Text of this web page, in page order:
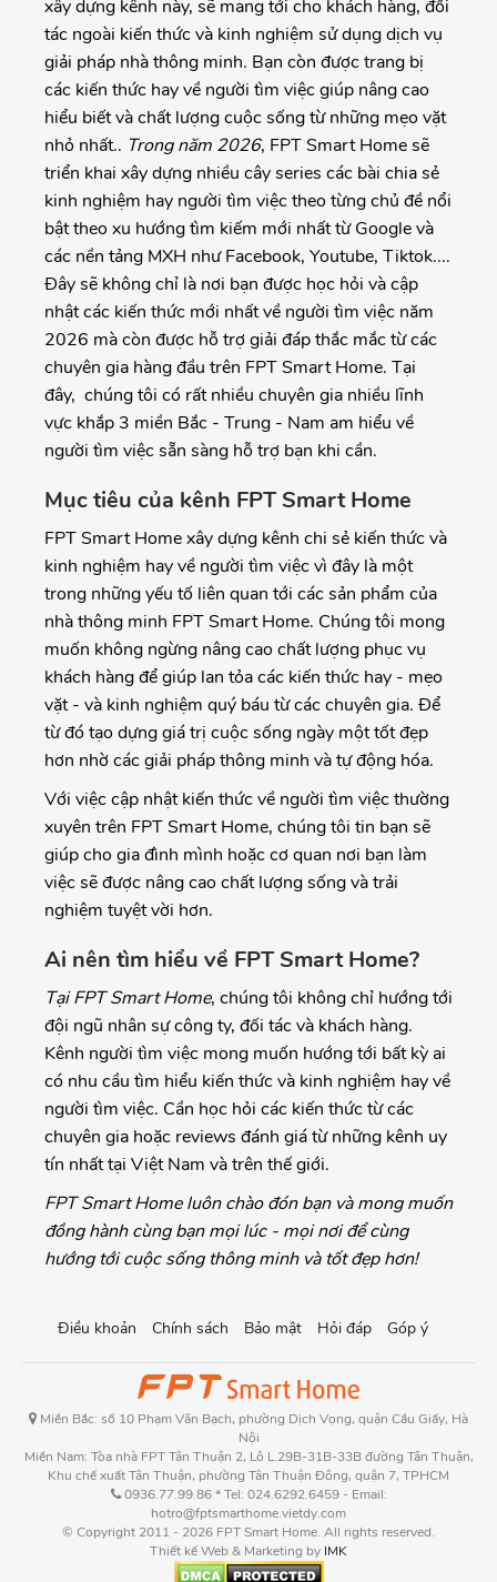
xây dựng kênh này, sẽ mang tới cho khách hàng, đối
tác ngoài kiến thức và kinh nghiệm sử dụng dịch vụ
giải pháp nhà thông minh. Bạn còn được trang bị
các kiến thức hay về người tìm việc giúp nâng cao
hiểu biết và chất lượng cuộc sống từ những mẹo vặt
nhỏ nhất.. Trong năm 2026, FPT Smart Home sẽ
triển khai xây dựng nhiều cây series các bài chia sẻ
kinh nghiệm hay người tìm việc theo từng chủ đề nổi
bật theo xu hướng tìm kiếm mới nhất từ Google và
các nền tảng MXH như Facebook, Youtube, Tiktok....
Đây sẽ không chỉ là nơi bạn được học hỏi và cập
nhật các kiến thức mới nhất về người tìm việc năm
2026 mà còn được hỗ trợ giải đáp thắc mắc từ các
chuyên gia hàng đầu trên FPT Smart Home. Tại
đây, chúng tôi có rất nhiều chuyên gia nhiều lĩnh
vực khắp 3 miền Bắc - Trung - Nam am hiểu về
người tìm việc sẵn sàng hỗ trợ bạn khi cần.
Mục tiêu của kênh FPT Smart Home
FPT Smart Home xây dựng kênh chi sẻ kiến thức và
kinh nghiệm hay về người tìm việc vì đây là một
trong những yếu tố liên quan tới các sản phẩm của
nhà thông minh FPT Smart Home. Chúng tôi mong
muốn không ngừng nâng cao chất lượng phục vụ
khách hàng để giúp lan tỏa các kiến thức hay - mẹo
vặt - và kinh nghiệm quý báu từ các chuyên gia. Để
từ đó tạo dựng giá trị cuộc sống ngày một tốt đẹp
hơn nhờ các giải pháp thông minh và tự động hóa.
Với việc cập nhật kiến thức về người tìm việc thường
xuyên trên FPT Smart Home, chúng tôi tin bạn sẽ
giúp cho gia đình mình hoặc cơ quan nơi bạn làm
việc sẽ được nâng cao chất lượng sống và trải
nghiệm tuyệt vời hơn.
Ai nên tìm hiểu về FPT Smart Home?
Tại FPT Smart Home, chúng tôi không chỉ hướng tới
đội ngũ nhân sự công ty, đối tác và khách hàng.
Kênh người tìm việc mong muốn hướng tới bất kỳ ai
có nhu cầu tìm hiểu kiến thức và kinh nghiệm hay về
người tìm việc. Cần học hỏi các kiến thức từ các
chuyên gia hoặc reviews đánh giá từ những kênh uy
tín nhất tại Việt Nam và trên thế giới.
FPT Smart Home luôn chào đón bạn và mong muốn
đồng hành cùng bạn mọi lúc - mọi nơi để cùng
hướng tới cuộc sống thông minh và tốt đẹp hơn!
Điều khoản Chính sách Bảo mật Hỏi đáp Góp ý
Miền Bắc: số 10 Phạm Văn Bạch, phường Dịch Vọng, quận Cầu Giấy, Hà
Nội
Miền Nam: Tòa nhà FPT Tân Thuận 2, Lô L.29B-31B-33B đường Tân Thuận,
Khu chế xuất Tân Thuận, phường Tân Thuận Đông, quận 7, TPHCM
0936.77.99.86 * Tel: 024.6292.6459 - Email:
hotro@fptsmarthome.vietdy.com
© Copyright 2011 - 2026 FPT Smart Home. All rights reserved.
Thiết kế Web & Marketing by IMK